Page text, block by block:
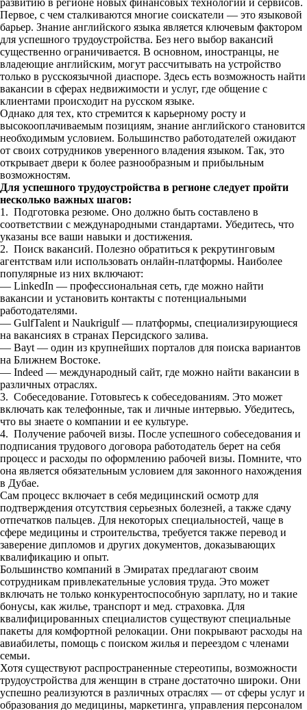
развитию в регионе новых финансовых технологий и сервисов.
Первое, с чем сталкиваются многие соискатели — это языковой
барьер. Знание английского языка является ключевым фактором
для успешного трудоустройства. Без него выбор вакансий
существенно ограничивается. В основном, иностранцы, не
владеющие английским, могут рассчитывать на устройство
только в русскоязычной диаспоре. Здесь есть возможность найти
вакансии в сферах недвижимости и услуг, где общение с
клиентами происходит на русском языке.
Однако для тех, кто стремится к карьерному росту и
высокооплачиваемым позициям, знание английского становится
необходимым условием. Большинство работодателей ожидают
от своих сотрудников уверенного владения языком. Так, это
открывает двери к более разнообразным и прибыльным
возможностям.
Для успешного трудоустройства в регионе следует пройти
несколько важных шагов:
1. Подготовка резюме. Оно должно быть составлено в
соответствии с международными стандартами. Убедитесь, что
указаны все ваши навыки и достижения.
2. Поиск вакансий. Полезно обратиться к рекрутинговым
агентствам или использовать онлайн-платформы. Наиболее
популярные из них включают:
— LinkedIn — профессиональная сеть, где можно найти
вакансии и установить контакты с потенциальными
работодателями.
— GulfTalent и Naukrigulf — платформы, специализирующиеся
на вакансиях в странах Персидского залива.
— Bayt — один из крупнейших порталов для поиска вариантов
на Ближнем Востоке.
— Indeed — международный сайт, где можно найти вакансии в
различных отраслях.
3. Собеседование. Готовьтесь к собеседованиям. Это может
включать как телефонные, так и личные интервью. Убедитесь,
что вы знаете о компании и ее культуре.
4. Получение рабочей визы. После успешного собеседования и
подписания трудового договора работодатель берет на себя
процесс и расходы по оформлению рабочей визы. Помните, что
она является обязательным условием для законного нахождения
в Дубае.
Сам процесс включает в себя медицинский осмотр для
подтверждения отсутствия серьезных болезней, а также сдачу
отпечатков пальцев. Для некоторых специальностей, чаще в
сфере медицины и строительства, требуется также перевод и
заверение дипломов и других документов, доказывающих
квалификацию и опыт.
Большинство компаний в Эмиратах предлагают своим
сотрудникам привлекательные условия труда. Это может
включать не только конкурентоспособную зарплату, но и такие
бонусы, как жилье, транспорт и мед. страховка. Для
квалифицированных специалистов существуют специальные
пакеты для комфортной релокации. Они покрывают расходы на
авиабилеты, помощь с поиском жилья и переездом с членами
семьи.
Хотя существуют распространенные стереотипы, возможности
трудоустройства для женщин в стране достаточно широки. Они
успешно реализуются в различных отраслях — от сферы услуг и
образования до медицины, маркетинга, управления персоналом